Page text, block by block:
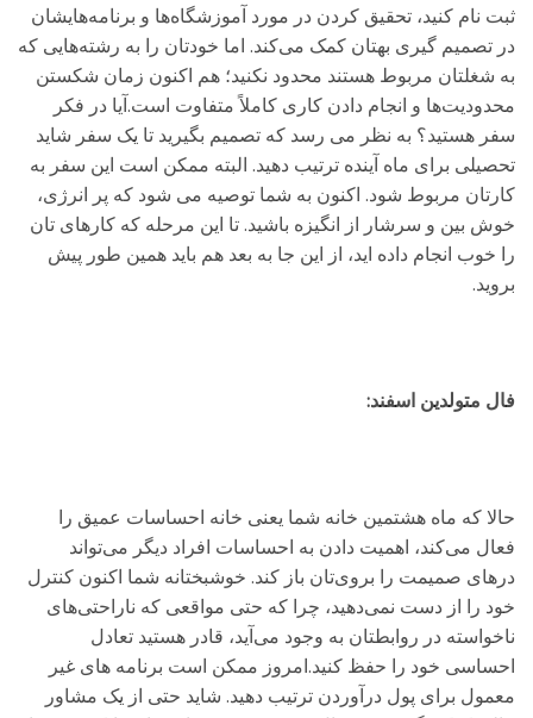
ثبت نام کنید، تحقیق کردن در مورد آموزشگاه‌ها و برنامه‌هایشان
در تصمیم گیری بهتان کمک می‌کند. اما خودتان را به رشته‌هایی که
به شغلتان مربوط هستند محدود نکنید؛ هم اکنون زمان شکستن
محدودیت‌ها و انجام دادن کاری کاملاً متفاوت است.آیا در فکر
سفر هستید؟ به نظر می رسد که تصمیم بگیرید تا یک سفر شاید
تحصیلی برای ماه آینده ترتیب دهید. البته ممکن است این سفر به
کارتان مربوط شود. اکنون به شما توصیه می شود که پر انرژی،
خوش بین و سرشار از انگیزه باشید. تا این مرحله که کارهای تان
را خوب انجام داده اید، از این جا به بعد هم باید همین طور پیش
بروید.
فال متولدین اسفند:
حالا که ماه هشتمین خانه شما یعنی خانه احساسات عمیق را
فعال می‌کند، اهمیت دادن به احساسات افراد دیگر می‌تواند
درهای صمیمت را بروی‌تان باز کند. خوشبختانه شما اکنون کنترل
خود را از دست نمی‌دهید، چرا که حتی مواقعی که ناراحتی‌های
ناخواسته در روابطتان به وجود می‌آید، قادر هستید تعادل
احساسی خود را حفظ کنید.امروز ممکن است برنامه های غیر
معمول برای پول درآوردن ترتیب دهید. شاید حتی از یک مشاور